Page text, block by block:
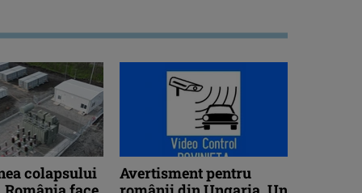
colapsului
Avertisment pentru